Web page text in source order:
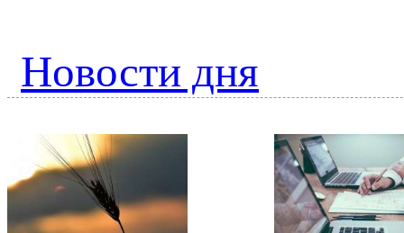
Новости дня